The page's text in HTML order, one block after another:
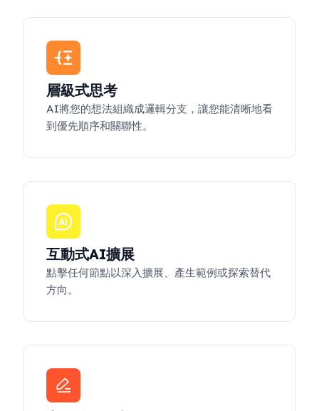
層級式思考
AI將您的想法組織成邏輯分支，讓您能清晰地看
到優先順序和關聯性。
互動式AI擴展
點擊任何節點以深入擴展、產生範例或探索替代
方向。